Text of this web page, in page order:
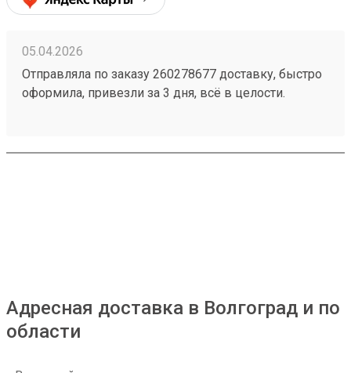
05.04.2026
Отправляла по заказу 260278677 доставку, быстро
оформила, привезли за 3 дня, всё в целости.
Адресная доставка в Волгоград и по
области